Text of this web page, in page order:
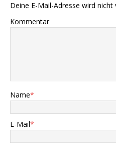
Deine E-Mail-Adresse wird
Kommentar
Name*
E-Mail*